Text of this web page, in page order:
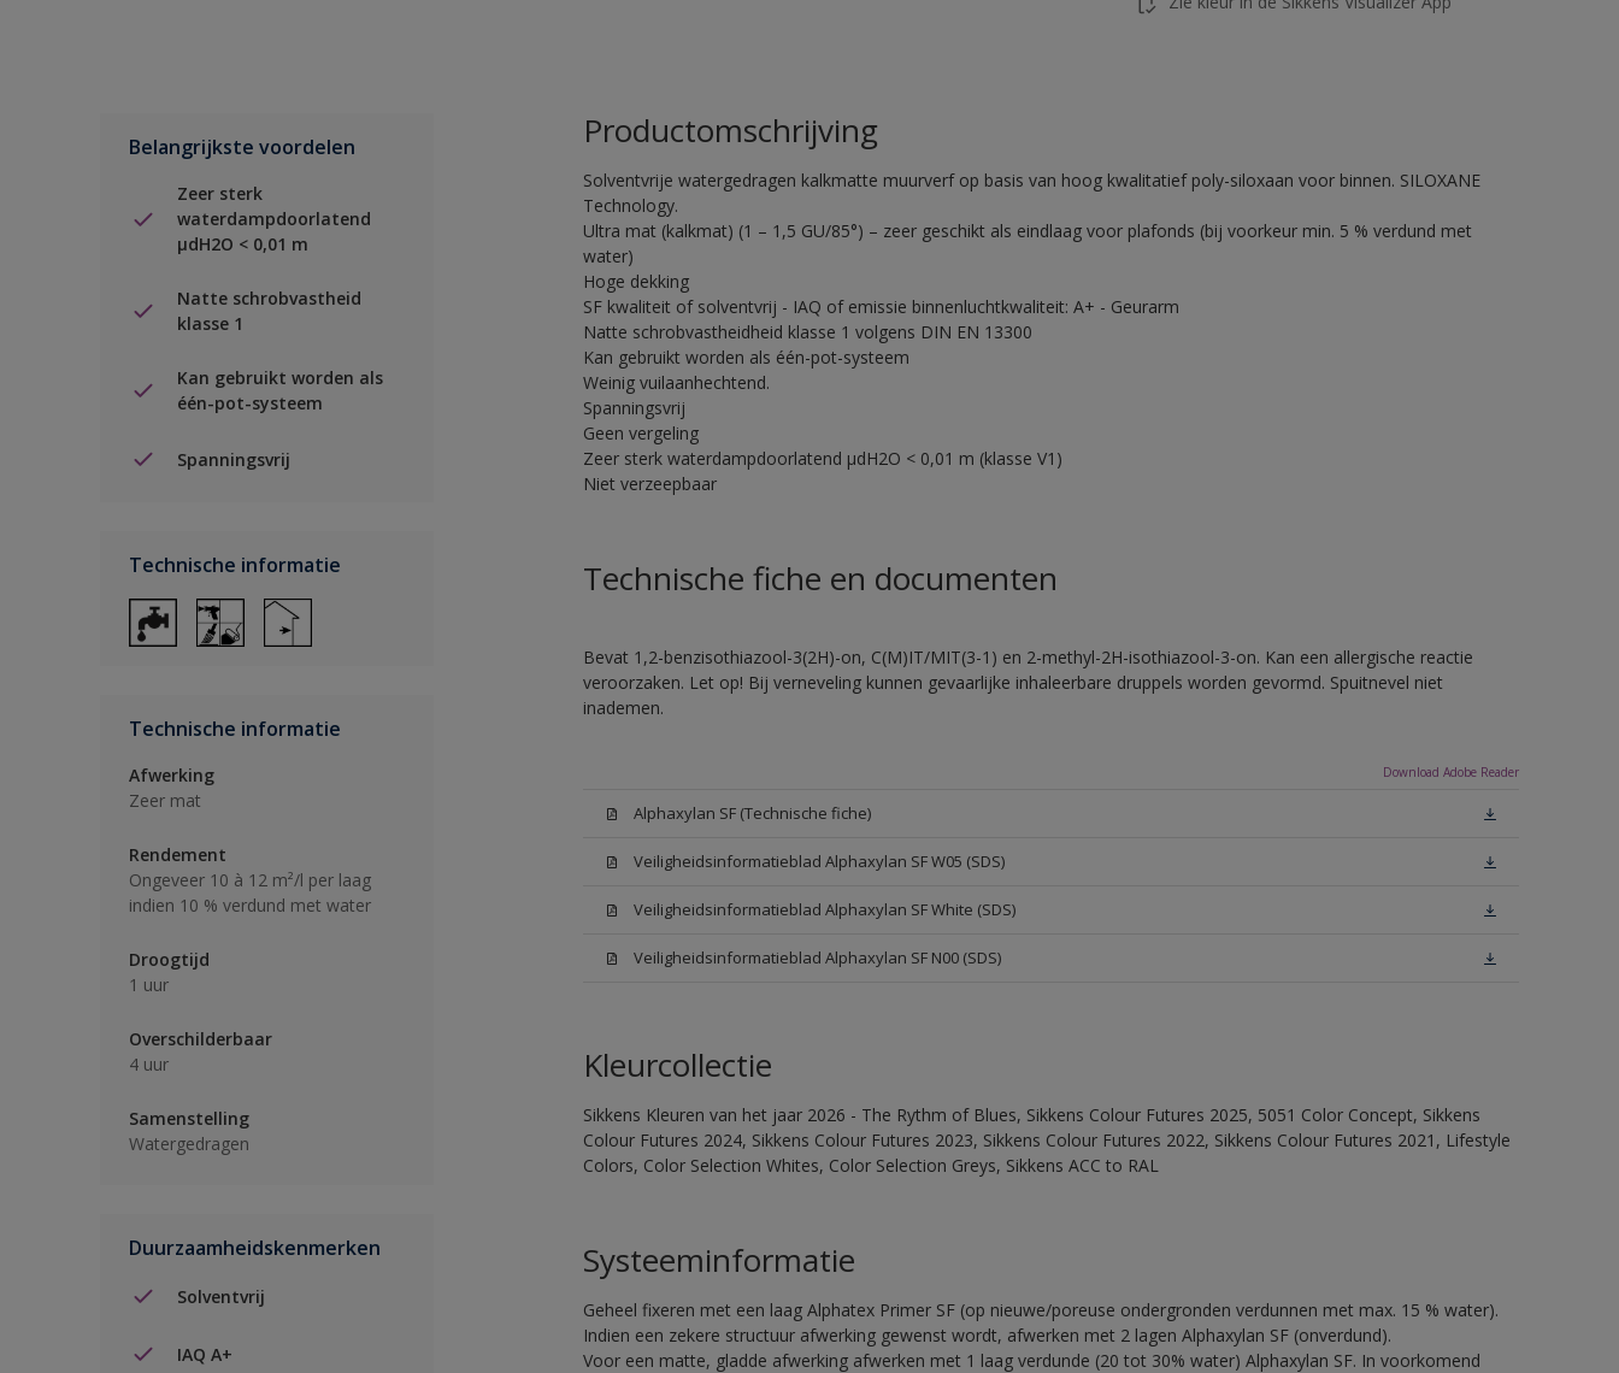
Belangrijkste voordelen
Zeer sterk
waterdampdoorlatend
µdH2O < 0,01 m
Natte schrobvastheid
klasse 1
Kan gebruikt worden als
één-pot-systeem
Spanningsvrij
Technische informatie
Technische informatie
Afwerking
Zeer mat
Rendement
Ongeveer 10 à 12 m²/l per laag
indien 10 % verdund met water
Droogtijd
1 uur
Overschilderbaar
4 uur
Samenstelling
Watergedragen
Duurzaamheidskenmerken
Solventvrij
IAQ A+
Productomschrijving
Solventvrije watergedragen kalkmatte muurverf op basis van hoog kwalitatief poly-siloxaan voor binnen. SILOXANE
Technology.
Ultra mat (kalkmat) (1 – 1,5 GU/85°) – zeer geschikt als eindlaag voor plafonds (bij voorkeur min. 5 % verdund met
water)
Hoge dekking
SF kwaliteit of solventvrij - IAQ of emissie binnenluchtkwaliteit: A+ - Geurarm
Natte schrobvastheidheid klasse 1 volgens DIN EN 13300
Kan gebruikt worden als één-pot-systeem
Weinig vuilaanhechtend.
Spanningsvrij
Geen vergeling
Zeer sterk waterdampdoorlatend µdH2O < 0,01 m (klasse V1)
Niet verzeepbaar
Technische fiche en documenten
Bevat 1,2-benzisothiazool-3(2H)-on, C(M)IT/MIT(3-1) en 2-methyl-2H-isothiazool-3-on. Kan een allergische reactie
veroorzaken. Let op! Bij verneveling kunnen gevaarlijke inhaleerbare druppels worden gevormd. Spuitnevel niet
inademen.
Download Adobe Reader
Alphaxylan SF (Technische fiche)
Veiligheidsinformatieblad Alphaxylan SF W05 (SDS)
Veiligheidsinformatieblad Alphaxylan SF White (SDS)
Veiligheidsinformatieblad Alphaxylan SF N00 (SDS)
Kleurcollectie
Sikkens Kleuren van het jaar 2026 - The Rythm of Blues, Sikkens Colour Futures 2025, 5051 Color Concept, Sikkens
Colour Futures 2024, Sikkens Colour Futures 2023, Sikkens Colour Futures 2022, Sikkens Colour Futures 2021, Lifestyle
Colors, Color Selection Whites, Color Selection Greys, Sikkens ACC to RAL
Systeeminformatie
Geheel fixeren met een laag Alphatex Primer SF (op nieuwe/poreuse ondergronden verdunnen met max. 15 % water).
Indien een zekere structuur afwerking gewenst wordt, afwerken met 2 lagen Alphaxylan SF (onverdund).
Voor een matte, gladde afwerking afwerken met 1 laag verdunde (20 tot 30% water) Alphaxylan SF. In voorkomend